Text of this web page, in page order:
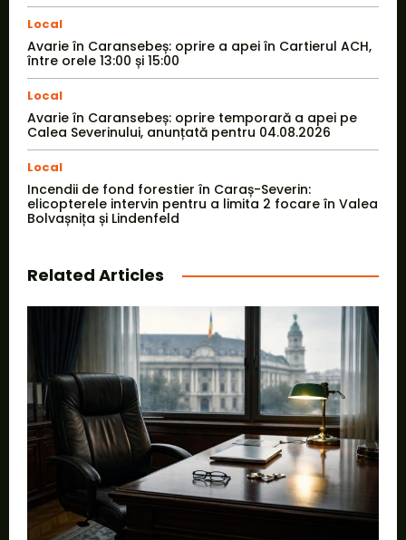
Local
Avarie în Caransebeș: oprire a apei în Cartierul ACH,
între orele 13:00 și 15:00
Local
Avarie în Caransebeș: oprire temporară a apei pe
Calea Severinului, anunțată pentru 04.08.2026
Local
Incendii de fond forestier în Caraș-Severin:
elicopterele intervin pentru a limita 2 focare în Valea
Bolvașnița și Lindenfeld
Related Articles